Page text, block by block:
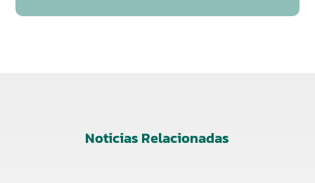
Noticias Relacionadas